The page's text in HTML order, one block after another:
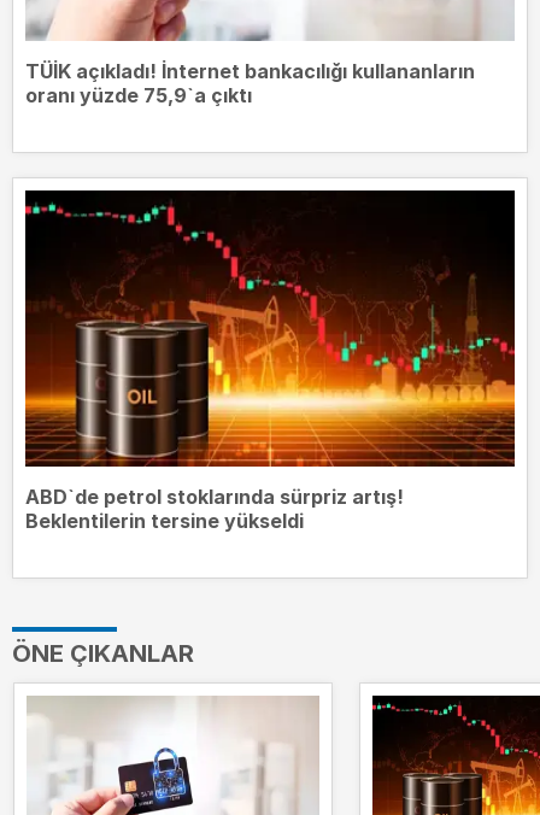
TÜİK açıkladı! İnternet bankacılığı kullananların
oranı yüzde 75,9`a çıktı
ABD`de petrol stoklarında sürpriz artış!
Beklentilerin tersine yükseldi
ÖNE ÇIKANLAR